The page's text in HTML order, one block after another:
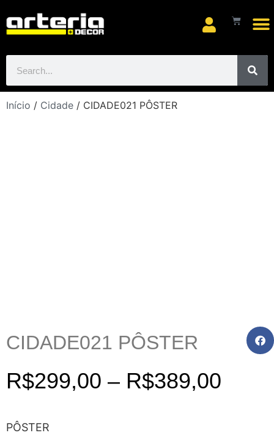
Início / Cidade / CIDADE021 PÔSTER
CIDADE021 PÔSTER
R$299,00 – R$389,00
PÔSTER